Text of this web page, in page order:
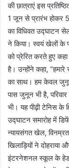
की छात्राएं इस
1 जून से प्रारंभ होकर
का विधिवत उद्घाटन
ने किया। स्वयं खेलों के
को प्रेरित करते हुए कहा
है। उन्होंने कहा, “हमारे
का साथ। हम केवल
पास जुनून भी है,
भी। यह पीढ़ी टेनिस के
उद्घाटन समारोह में
न्यायसंगत खेल,
खिलाड़ियों ने
इंटरनेशनल स्कूल के